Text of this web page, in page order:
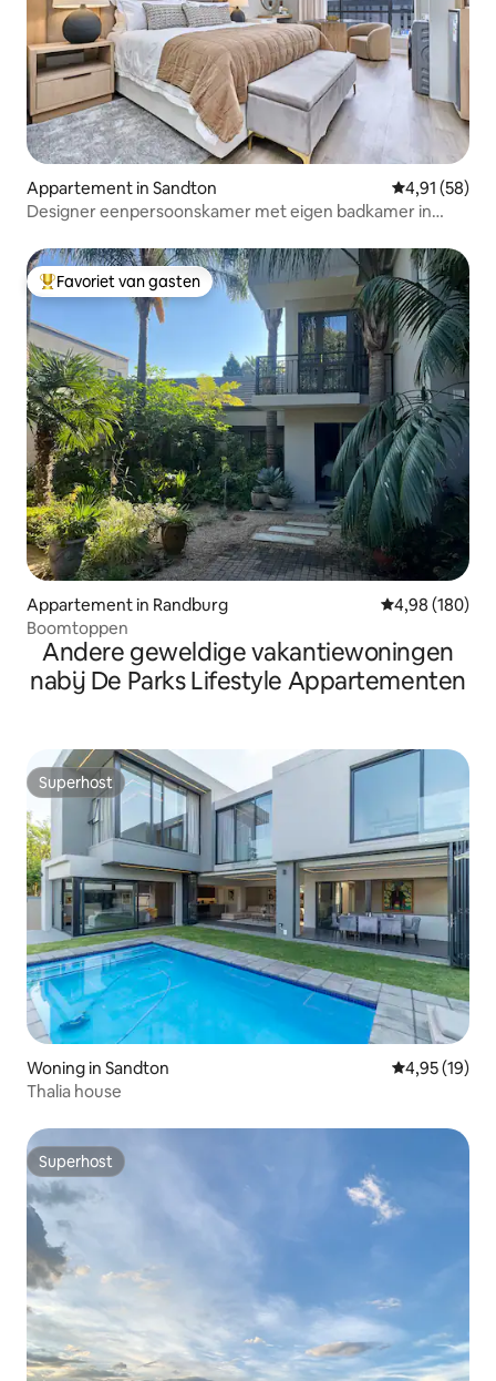
Appartement in Sandton Gemiddelde
4,91 (58)
Designer eenpersoonskamer met eigen badkamer in
Topfavoriet van gasten
Favoriet van gasten
Appartement in Randburg Gemiddelde
4,98 (180)
Boomtoppen
Andere geweldige vakantiewoningen
nabij De Parks Lifestyle Appartementen
Superhost
Superhost
Woning in Sandton Gemiddelde
4,95 (19)
Thalia house
Superhost
Superhost